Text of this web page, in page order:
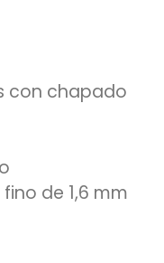
con chapado
de 1,6 mm